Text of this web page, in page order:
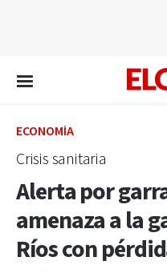
ECONOMÍA
Crisis sanitaria
Alerta por
amenaza a la
Ríos con